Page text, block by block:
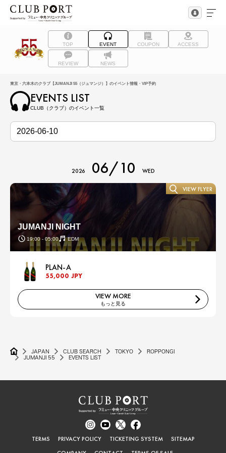
TOP EVENT COUPON ACCESS
REVIEW NEWS
東京・六本木のクラブ【JUMANJI 55（ジュマンジ）】のイベント情報・VIP予約
EVENTS LIST
CLUB（クラブ）のイベント一覧
2026 06/10 WED
JUMANJI NIGHT
19:00 - 05:00 EDM
VIEW FLYER
PLAN-A
55,000 JPY
VIEW MORE
もっと見る
JAPAN CLUB SEARCH TOKYO
ROPPONGI
JUMANJI 55
EVENTS LIST
TERMS PRIVACY POLICY TICKETING SYSTEM
SITEMAP